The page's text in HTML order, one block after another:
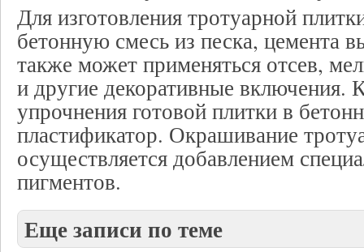
Для изготовления тротуарной
бетонную смесь из песка, цемента
также может применяться отсев,
и другие декоративные включения.
упрочнения готовой плитки в
пластификатор. Окрашивание
осуществляется добавлением
пигментов.
Еще записи по теме